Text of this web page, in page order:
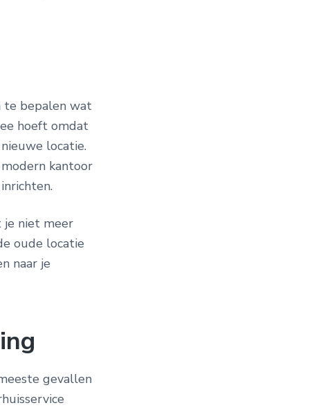
te bepalen wat
hoeft omdat
locatie.
kantoor
je niet meer
oude locatie
naar je
gevallen